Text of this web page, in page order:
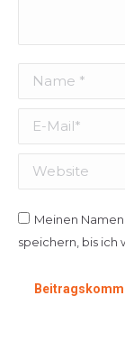
Name *
E-Mail *
Website
Meinen
speichern, bis ich